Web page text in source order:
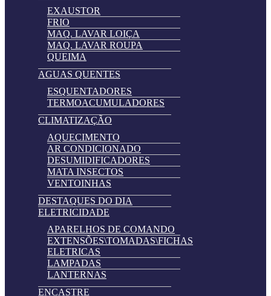
EXAUSTOR
FRIO
MAQ. LAVAR LOIÇA
MAQ. LAVAR ROUPA
QUEIMA
AGUAS QUENTES
ESQUENTADORES
TERMOACUMULADORES
CLIMATIZAÇÃO
AQUECIMENTO
AR CONDICIONADO
DESUMIDIFICADORES
MATA INSECTOS
VENTOINHAS
DESTAQUES DO DIA
ELETRICIDADE
APARELHOS DE COMANDO
EXTENSÕES\TOMADAS\FICHAS
ELETRICAS
LAMPADAS
LANTERNAS
ENCASTRE